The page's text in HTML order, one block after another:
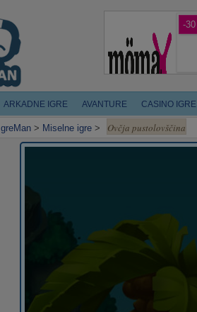
ARKADNE IGRE AVANTURE CASINO IGRE
IgreMan > Miselne igre > Ovčja pustolovščina